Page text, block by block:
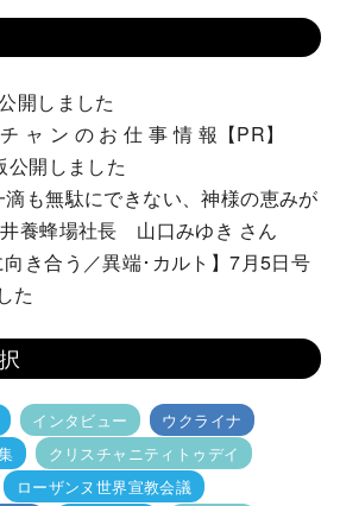
開しました
ャ ン の お 仕 事 情 報【PR】
公開しました
も無駄にできない、神様の恵みが
養蜂場社長 山口みゆき さん
向き合う／異端･カルト】7月5日号
た
インタビュー
ウクライナ
クリスチャニティトゥデイ
ローザンヌ世界宣教会議